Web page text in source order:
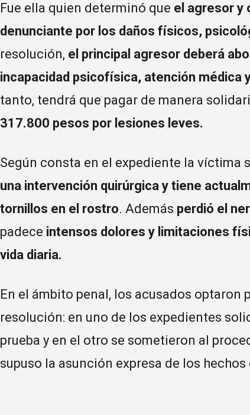
Fue ella quien determinó que el agresor y
denunciante por los daños físicos,
resolución, el principal agresor deberá
incapacidad psicofísica, atención médica
tanto, tendrá que pagar de manera
317.800 pesos por lesiones leves.
Según consta en el expediente la víctima
una intervención quirúrgica y tiene
tornillos en el rostro. Además perdió el
padece intensos dolores y limitaciones
vida diaria.
En el ámbito penal, los acusados
resolución: en uno de los expedientes
prueba y en el otro se sometieron al
supuso la asunción expresa de los